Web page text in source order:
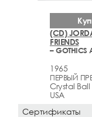
(CD)
FRIENDS
– GOTHICS
1965
ПЕРВЫЙ
Crystal Ball
USA
Сертификаты